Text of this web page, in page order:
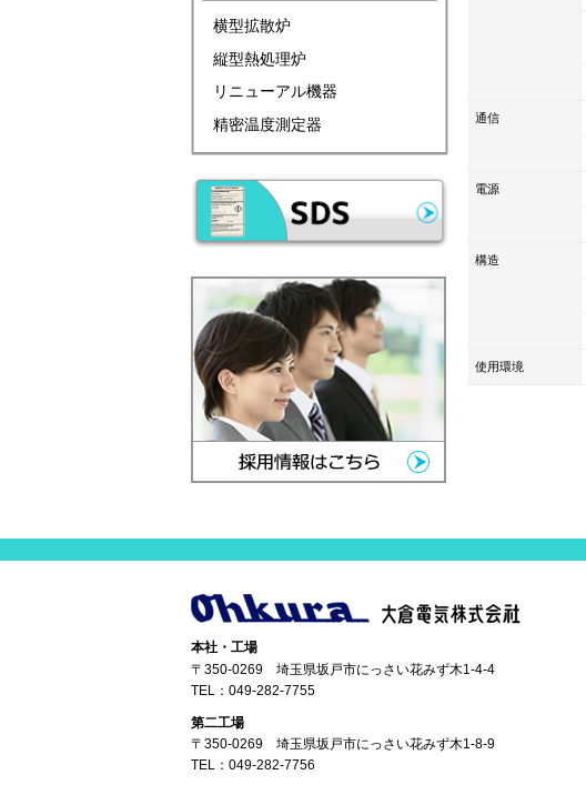
通信
電源
構造
使用環境
横型拡散炉
縦型熱処理炉
リニューアル機器
精密温度測定器
本社・工場
〒350-0269 埼玉県坂戸市にっさい花みず木1-4-4
TEL： 049-282-7755
第二工場
〒350-0269 埼玉県坂戸市にっさい花みず木1-8-9
TEL： 049-282-7756